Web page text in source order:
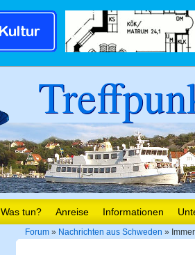
Was tun? Anreise Informationen
Forum » Nachrichten aus Schweden »